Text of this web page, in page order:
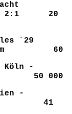
2:1 20
´29
60
-
50 000
-
41